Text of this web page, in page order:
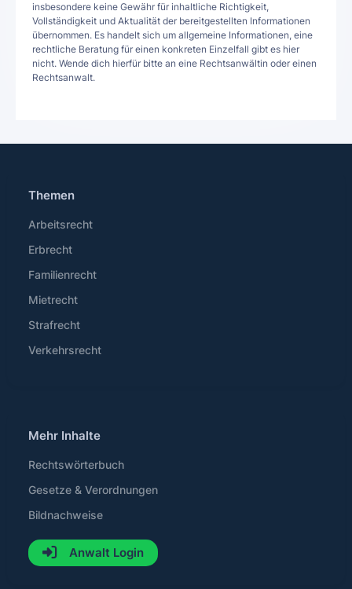
insbesondere keine Gewähr für inhaltliche Richtigkeit,
Vollständigkeit und Aktualität der bereitgestellten Informationen
übernommen. Es handelt sich um allgemeine Informationen, eine
rechtliche Beratung für einen konkreten Einzelfall gibt es hier
nicht. Wende dich hierfür bitte an eine Rechtsanwältin oder einen
Rechtsanwalt.
Themen
Arbeitsrecht
Erbrecht
Familienrecht
Mietrecht
Strafrecht
Verkehrsrecht
Mehr Inhalte
Rechtswörterbuch
Gesetze & Verordnungen
Bildnachweise
Anwalt Login